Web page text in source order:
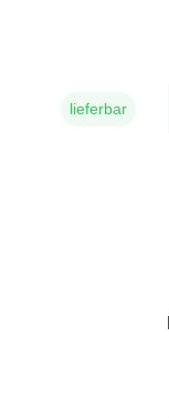
lieferbar